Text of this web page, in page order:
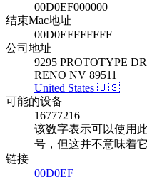
00D0EF000000
结束Mac地址
00D0EFFFFFFF
公司地址
9295 PROTOTYPE
RENO NV 89511
United States 🇺🇸
可能的设备
16777216
该数字表示可以使用
号，但这并不意味着
链接
00D0EF